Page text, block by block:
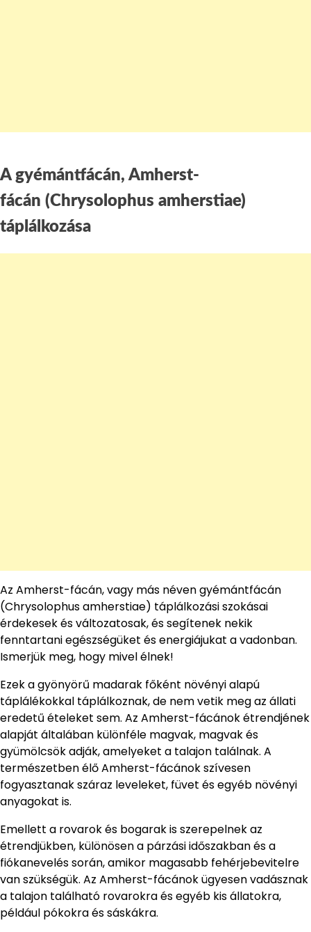
A gyémántfácán, Amherst-
fácán (Chrysolophus amherstiae)
táplálkozása
Az Amherst-fácán, vagy más néven gyémántfácán
(Chrysolophus amherstiae) táplálkozási szokásai
érdekesek és változatosak, és segítenek nekik
fenntartani egészségüket és energiájukat a vadonban.
Ismerjük meg, hogy mivel élnek!
Ezek a gyönyörű madarak főként növényi alapú
táplálékokkal táplálkoznak, de nem vetik meg az állati
eredetű ételeket sem. Az Amherst-fácánok étrendjének
alapját általában különféle magvak, magvak és
gyümölcsök adják, amelyeket a talajon találnak. A
természetben élő Amherst-fácánok szívesen
fogyasztanak száraz leveleket, füvet és egyéb növényi
anyagokat is.
Emellett a rovarok és bogarak is szerepelnek az
étrendjükben, különösen a párzási időszakban és a
fiókanevelés során, amikor magasabb fehérjebevitelre
van szükségük. Az Amherst-fácánok ügyesen vadásznak
a talajon található rovarokra és egyéb kis állatokra,
például pókokra és sáskákra.